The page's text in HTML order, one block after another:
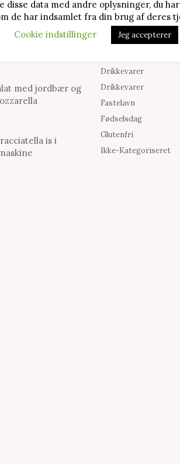
cheesecake
med jordbær og
is i
Brød & Boller
Cookies &
Småkager
Drikkevarer
Drikkevarer
Fastelavn
Fødselsdag
Glutenfri
Ikke-Kategoriseret
disse data med andre oplysninger, du
de har indsamlet fra din brug af deres
Cookie indstillinger
Jeg accepterer